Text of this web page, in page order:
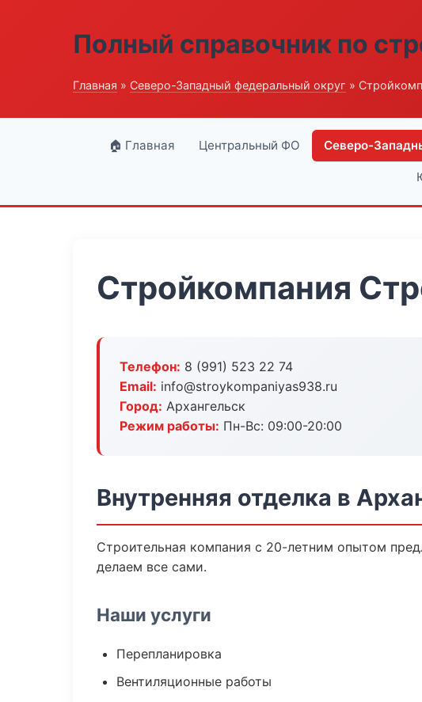
Полный справочник по
Главная » Северо-Западный федеральный округ »
🏠 Главная Центральный ФО Северо-
Стройкомпания
Телефон: 8 (991) 523 22 74
Email: info@stroykompaniyas938.ru
Город: Архангельск
Режим работы: Пн-Вс: 09:00-20:00
Внутренняя отделка в
Строительная компания с 20-летним опытом
делаем все сами.
Наши услуги
Перепланировка
Вентиляционные работы